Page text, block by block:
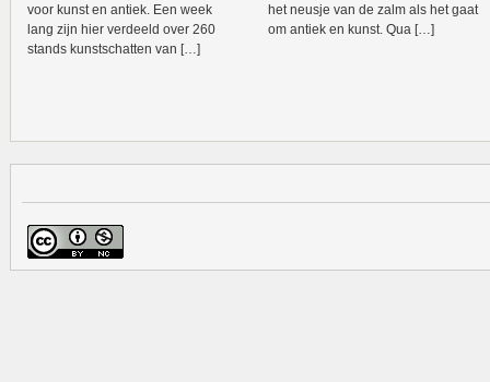
voor kunst en antiek. Een week
lang zijn hier verdeeld over 260
stands kunstschatten van […]
het neusje van de zalm als het gaat
om antiek en kunst. Qua […]